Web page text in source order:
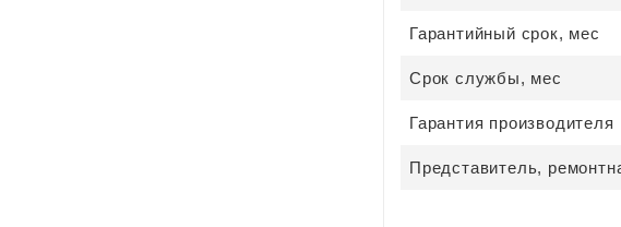
Гарантийный срок, мес
Срок службы, мес
Гарантия производителя
Представитель,